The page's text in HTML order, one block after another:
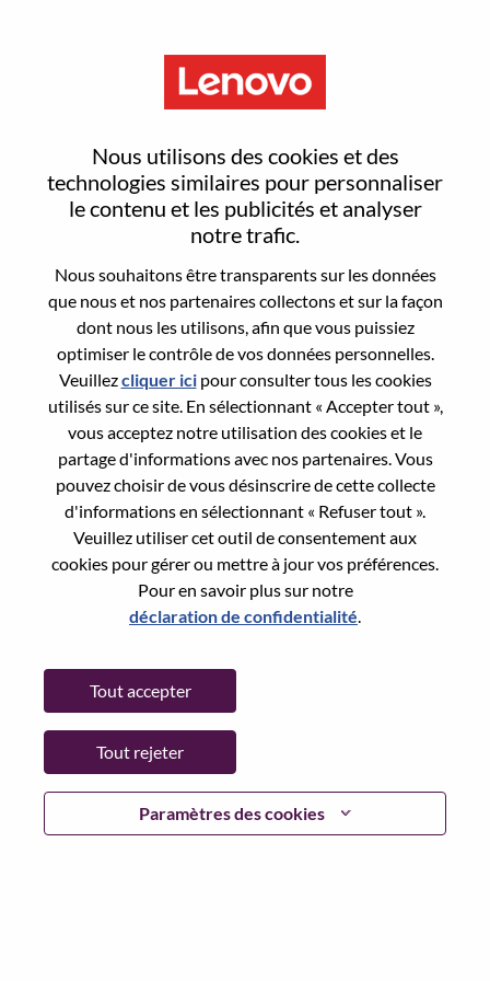
Nous utilisons des cookies et des
technologies similaires pour personnaliser
le contenu et les publicités et analyser
notre trafic.
Nous souhaitons être transparents sur les données
que nous et nos partenaires collectons et sur la façon
dont nous les utilisons, afin que vous puissiez
optimiser le contrôle de vos données personnelles.
Veuillezcliquer icipour consulter tous les cookies
utilisés sur ce site. En sélectionnant « Accepter tout »,
vous acceptez notre utilisation des cookies et le
partage d'informations avec nos partenaires. Vous
pouvez choisir de vous désinscrire de cette collecte
d'informations en sélectionnant « Refuser tout ».
Veuillez utiliser cet outil de consentement aux
cookies pour gérer ou mettre à jour vos préférences.
Pour en savoir plus sur notre
déclaration de confidentialité.
Paramètres des cookies
Tout accepter
Tout rejeter
Reset password
Are you sure you want to reset your
Enter the email address associated with your
account, then click "Continue".
We will email you a link to reset your
password.
Reset password with your e-mail
E-mail*
Continue
Go Back